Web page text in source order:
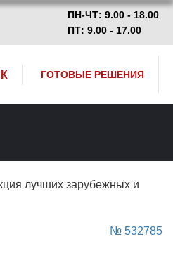
ПН-ЧТ: 9.00 - 18.00
ПТ: 9.00 - 17.00
ГОТОВЫЕ РЕШЕНИЯ
лучших зарубежных и
№ 532785